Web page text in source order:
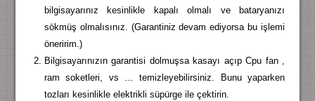
bilgisayarınız kesinlikle kapalı olmalı ve bataryanızı
sökmüş olmalısınız. (Garantiniz devam ediyorsa bu işlemi
öneririm.)
Bilgisayarınızın garantisi dolmuşsa kasayı açıp Cpu fan ,
ram soketleri, vs … temizleyebilirsiniz. Bunu yaparken
tozları kesinlikle elektrikli süpürge ile çektirin.